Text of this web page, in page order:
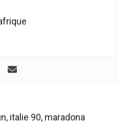
, italie 90, maradona